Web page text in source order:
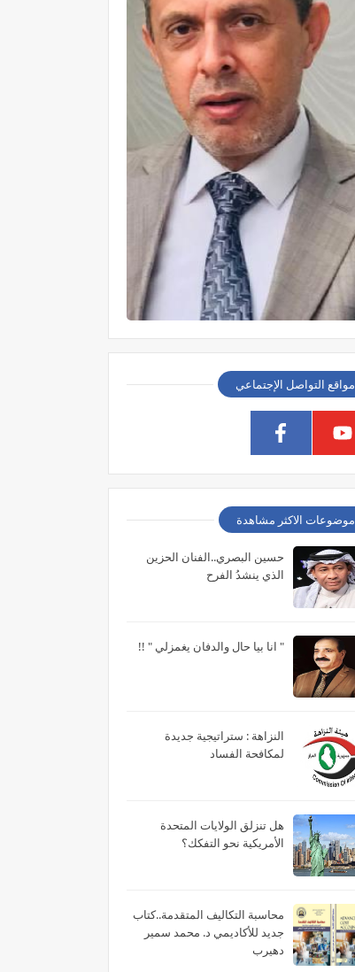
مواقع التواصل الإجتماعي
موضوعات الاكثر مشاهدة
حسين البصري..الفنان الحزين
الذي ينشدُ الفرح
" انا بيا حال والدفان يغمزلي " !!
النزاهة : ستراتيجية جديدة
لمكافحة الفساد
هل تنزلق الولايات المتحدة
الأمريكية نحو التفكك؟
محاسبة التكاليف المتقدمة..كتاب
جديد للأكاديمي د. محمد سمير
دهيرب